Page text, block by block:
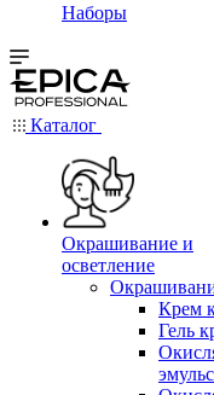
Наборы
Каталог
Окрашивание и
осветление
Крем
Гель